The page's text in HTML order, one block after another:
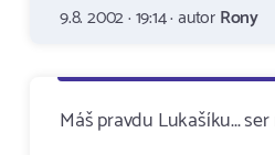
9.8. 2002 · 19:14 · autorRony
Máš pravdu Lukašíku...